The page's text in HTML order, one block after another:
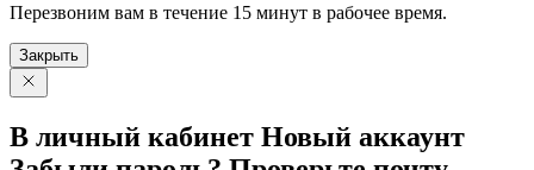
Перезвоним вам в течение 15 минут в рабочее время.
Закрыть
В личный кабинет Новый аккаунт